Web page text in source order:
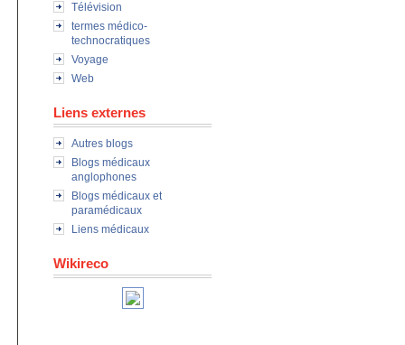
Télévision
termes médico-
technocratiques
Voyage
Web
Liens externes
Autres blogs
Blogs médicaux
anglophones
Blogs médicaux et
paramédicaux
Liens médicaux
Wikireco